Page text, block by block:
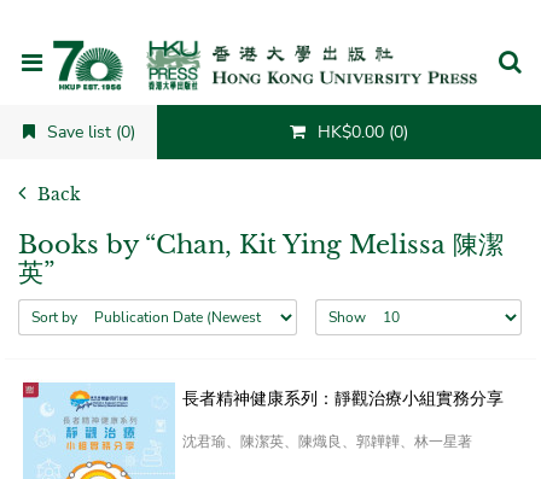
Save list (0) HK$0.00 (0)
Back
Books by “Chan, Kit Ying Melissa 陳潔
英”
Sort by Show
長者精神健康系列：靜觀治療小組實務分享
沈君瑜、陳潔英、陳熾良、郭韡韡、林一星著